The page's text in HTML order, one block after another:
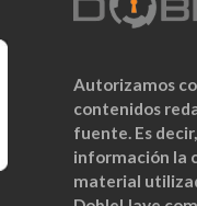
Autorizamos
contenidos
fuente. Es
información la
material